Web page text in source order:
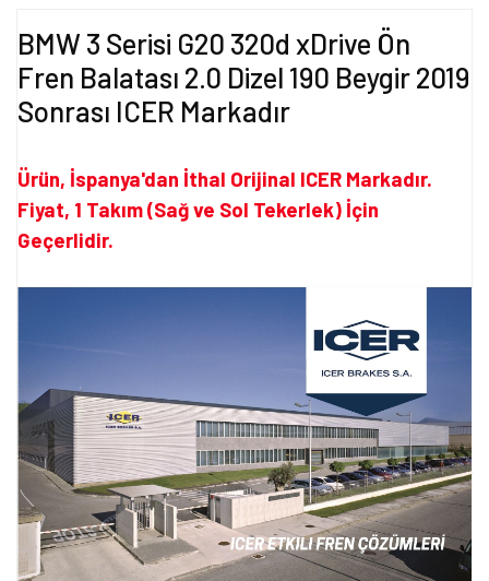
BMW 3 Serisi G20 320d xDrive Ön
Fren Balatası 2.0 Dizel 190 Beygir 2019
Sonrası ICER Markadır
Ürün, İspanya'dan İthal Orijinal ICER Markadır.
Fiyat, 1 Takım (Sağ ve Sol Tekerlek) İçin
Geçerlidir.